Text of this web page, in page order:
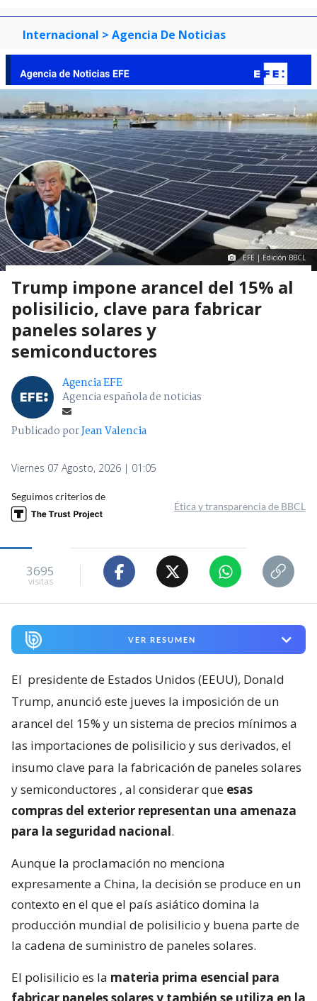
Internacional > Agencia De Noticias
EFE | Edición BBCL
Trump impone arancel del 15% al
polisilicio, clave para fabricar
paneles solares y
semiconductores
Agencia EFE
Agencia española de noticias
Publicado porJean Valencia
Viernes 07 Agosto, 2026 | 01:05
Seguimos criterios de
Ética y transparencia de BBCL
3695
visitas
VER RESUMEN
El presidente de Estados Unidos (EEUU), Donald
Trump, anunció este jueves la imposición de un
arancel del 15% y un sistema de precios mínimos a
las importaciones de polisilicio y sus derivados, el
insumo clave para la fabricación de paneles solares
y semiconductores , al considerar que esas
compras del exterior representan una amenaza
para la seguridad nacional.
Aunque la proclamación no menciona
expresamente a China, la decisión se produce en un
contexto en el que el país asiático domina la
producción mundial de polisilicio y buena parte de
la cadena de suministro de paneles solares.
El polisilicio es la materia prima esencial para